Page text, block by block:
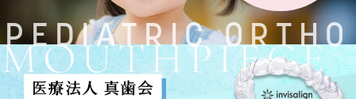
PEDIATRIC ORTHO